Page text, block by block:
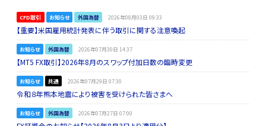
CFD取引 お知らせ 外国為替 2026年08月03日 09:33
【重要】米国雇用統計発表に伴う取引に関する注意喚起
お知らせ 外国為替 2026年07月30日 14:37
【MT5 FX取引】2026年8月のスワップ付加日数の臨時変更
お知らせ 共通 2026年07月29日 07:30
令和８年熊本地震により被害を受けられた皆さまへ
お知らせ 外国為替 2026年07月27日 07:00